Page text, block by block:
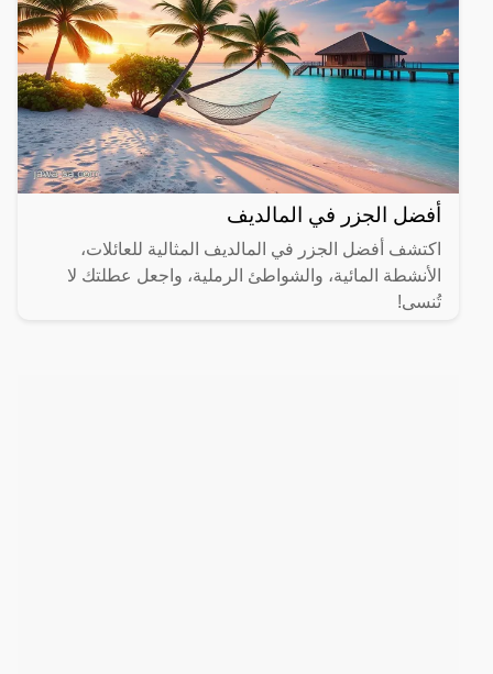
أفضل الجزر في المالديف
اكتشف أفضل الجزر في المالديف المثالية للعائلات،
الأنشطة المائية، والشواطئ الرملية، واجعل عطلتك لا
تُنسى!